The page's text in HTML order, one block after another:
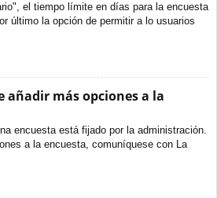
el tiempo límite en días para la encuesta
último la opción de permitir a lo usuarios
añadir más opciones a la
encuesta está fijado por la administración.
a la encuesta, comuníquese con La